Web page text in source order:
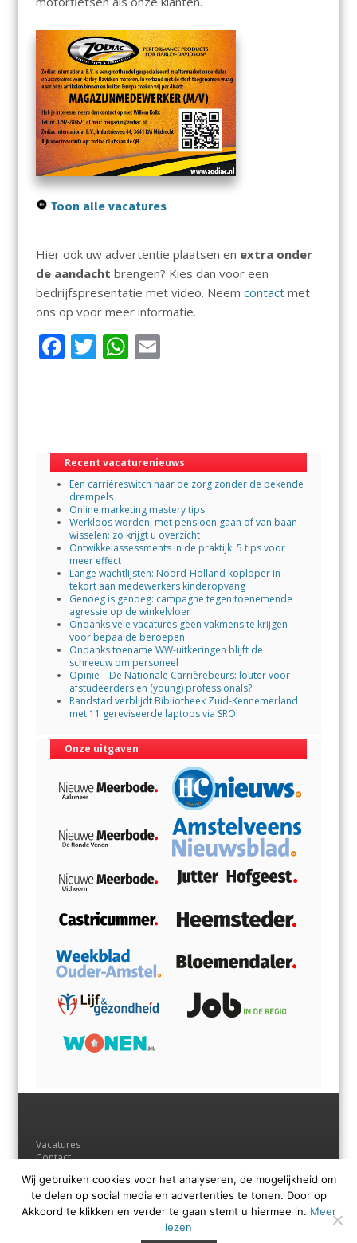
Toon alle vacatures
Hier ook uw advertentie plaatsen en extra onder
de aandacht brengen? Kies dan voor een
bedrijfspresentatie met video. Neem contactmet
ons op voor meer informatie.
F
o
o
k
T W
A
p
p
E
Recent vacaturenieuws
Een carrièreswitch naar de zorg zonder de bekende
drempels
Online marketing mastery tips
Werkloos worden, met pensioen gaan of van baan
wisselen: zo krijgt u overzicht
Ontwikkelassessments in de praktijk: 5 tips voor
meer effect
Lange wachtlijsten: Noord-Holland koploper in
tekort aan medewerkers kinderopvang
Genoeg is genoeg: campagne tegen toenemende
agressie op de winkelvloer
Ondanks vele vacatures geen vakmens te krijgen
voor bepaalde beroepen
Ondanks toename WW-uitkeringen blijft de
schreeuw om personeel
Opinie – De Nationale Carrièrebeurs: louter voor
afstudeerders en (young) professionals?
Randstad verblijdt Bibliotheek Zuid-Kennemerland
met 11 gereviseerde laptops via SROI
Onze uitgaven
Vacatures
Contact
Andere uitgaven
Voorwaarden
Privacyverklaring
Wij gebruiken cookies voor het analyseren, de mogelijkheid om
te delen op social media en advertenties te tonen. Door op
Akkoord te klikken en verder te gaan stemt u hiermee in. Meer
lezen